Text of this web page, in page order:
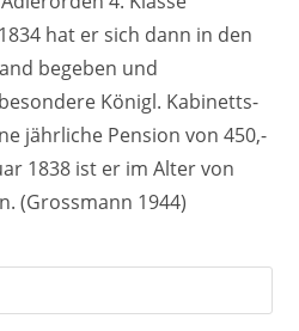
hat er sich dann in den
begeben und
Königl. Kabinetts-
jährliche Pension von 450,-
1838 ist er im Alter von
(Grossmann 1944)